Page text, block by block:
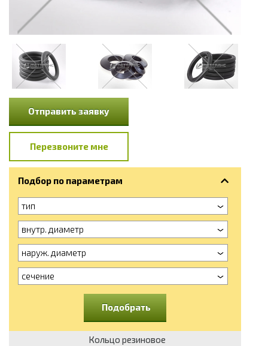
Отправить заявку
Перезвоните мне
Подбор по параметрам
тип
внутр. диаметр
наруж. диаметр
сечение
Подобрать
Кольцо резиновое